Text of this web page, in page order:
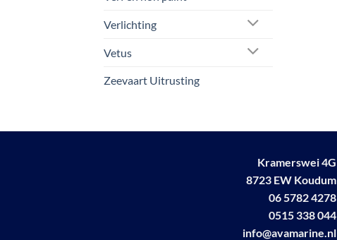
Verlichting
Vetus
Zeevaart Uitrusting
Kramerswei 4G
8723 EW Koudum
06 5782 4278
0515 338 044
info@avamarine.nl